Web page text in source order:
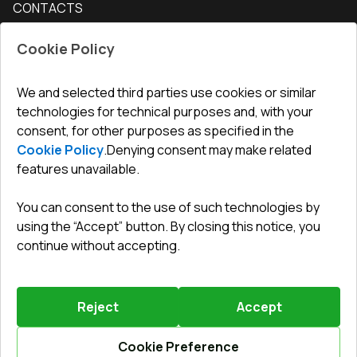
Interior doors
How to measure windows
For companies, cooperation
Conditions for returning goods
Guarantee
CONTACTS
undefined(undefined)
info@toptechnik.com.pl
Polityka prywatności
REGULAMIN
©2026.All right reserved.Powered byVitrager.com.
Report a problem?
Cookie Policy
We and selected third parties use cookies or similar
technologies for technical purposes and, with your
consent, for other purposes as specified in the
Cookie Policy.Denying consent may make related
features unavailable.
You can consent to the use of such technologies by
using the “Accept” button. By closing this notice, you
continue without accepting.
Reject Accept
Cookie Preference